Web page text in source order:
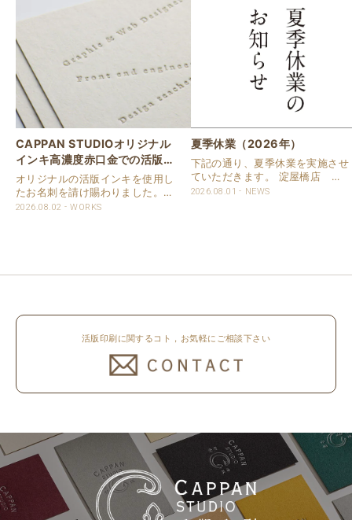
CAPPAN STUDIOオリジナル
インキ高濃度赤口金での活版名
刺
オリジナルの活版インキを使用し
たお名刺を請け賜わりました。
用紙は新バフン紙Nのきぬを使用
2026.08.02 WORKS
夏季休業（2026年）
下記の通り、夏季休業を実施させ
ていただきます。 淀屋橋店 通
常営業いたします。 奈良店 8月
2026.08.01 NEWS
活版印刷に関するコト，お気軽にご相談下さい